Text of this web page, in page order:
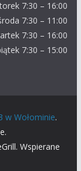
7:30 – 16:00
7:30 – 11:00
7:30 – 16:00
7:30 – 15:00
w Wołominie.
Wspierane